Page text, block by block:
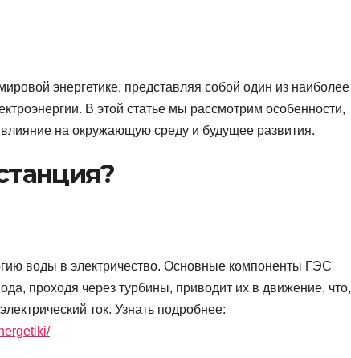
энергетике, представляя собой один из наиболее
В этой статье мы рассмотрим особенности,
на окружающую среду и будущее развития.
воды в электричество. Основные компоненты ГЭС
проходя через турбины, приводит их в движение, что,
ток. Узнать подробнее: